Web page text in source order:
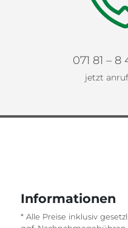
071 81 – 8
jetzt
Informationen
* Alle Preise inklusiv